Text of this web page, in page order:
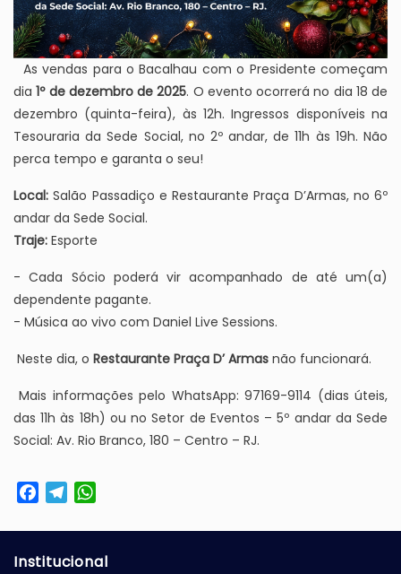
As vendas para o Bacalhau com o Presidente começam
dia1º de dezembro de 2025. O evento ocorrerá no dia 18 de
dezembro (quinta-feira), às 12h. Ingressos disponíveis na
Tesouraria da Sede Social, no 2º andar, de 11h às 19h. Não
perca tempo e garanta o seu!
Local: Salão Passadiço e Restaurante Praça D’Armas, no 6º
andar da Sede Social.
Traje: Esporte
- Cada Sócio poderá vir acompanhado de até um(a)
dependente pagante.
- Música ao vivo com Daniel Live Sessions.
Neste dia, o Restaurante Praça D’ Armas não funcionará.
Mais informações pelo WhatsApp: 97169-9114 (dias úteis,
das 11h às 18h) ou no Setor de Eventos – 5º andar da Sede
Social: Av. Rio Branco, 180 – Centro – RJ.
FacebookTelegram
Institucional